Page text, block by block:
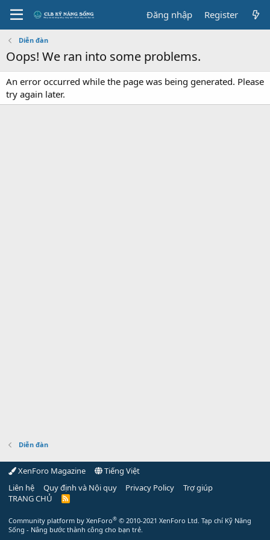
Đăng nhập Register
Diễn đàn
Oops! We ran into some problems.
An error occurred while the page was being generated. Please
try again later.
Diễn đàn
XenForo Magazine
Tiếng Việt
Liên hệ
Quy định và Nội quy Privacy Policy
Trợ giúp
TRANG CHỦ
R
Community platform by XenForo® © 2010-2021 XenForo Ltd. Tạp chí Kỹ Năng
Sống - Nâng bước thành công cho bạn trẻ.